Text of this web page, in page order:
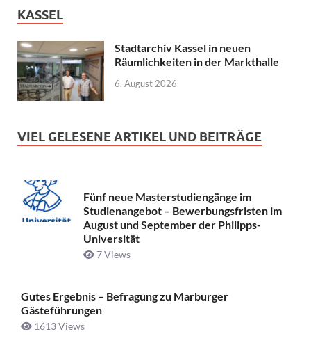
KASSEL
Stadtarchiv Kassel in neuen
Räumlichkeiten in der Markthalle
6. August 2026
VIEL GELESENE ARTIKEL UND BEITRÄGE
Fünf neue Masterstudiengänge im
Studienangebot – Bewerbungsfristen im
August und September der Philipps-
Universität
7 Views
Gutes Ergebnis – Befragung zu Marburger
Gästeführungen
1613 Views